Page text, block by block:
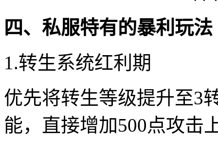
四、私服特有的暴利玩法
1.转生系统红利期
优先将转生等级提升至3
能，直接增加500点攻击